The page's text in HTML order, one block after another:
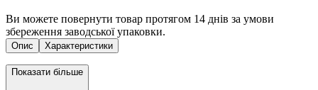
Ви можете повернути товар протягом 14 днів за умови
збереження заводської упаковки.
Опис Характеристики
Показати більше